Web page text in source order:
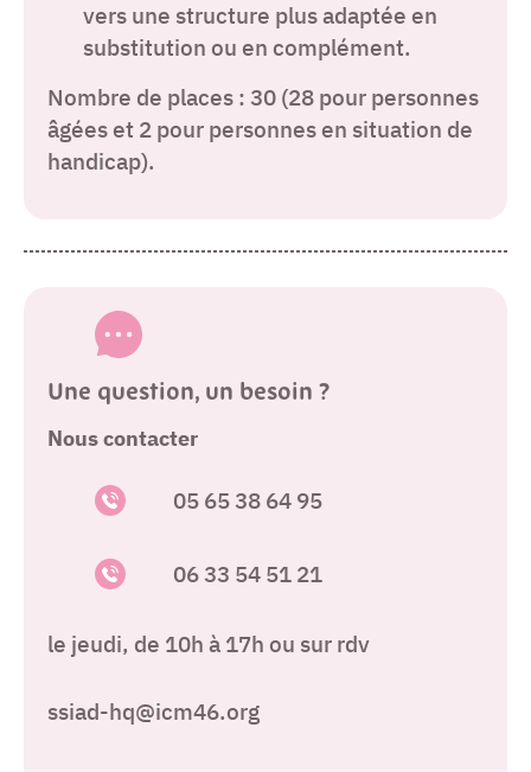
vers une structure plus adaptée en
substitution ou en complément.
Nombre de places : 30 (28 pour personnes
âgées et 2 pour personnes en situation de
handicap).
Une question, un besoin ?
Nous contacter
05 65 38 64 95
06 33 54 51 21
le jeudi, de 10h à 17h ou sur rdv
ssiad-hq@icm46.org